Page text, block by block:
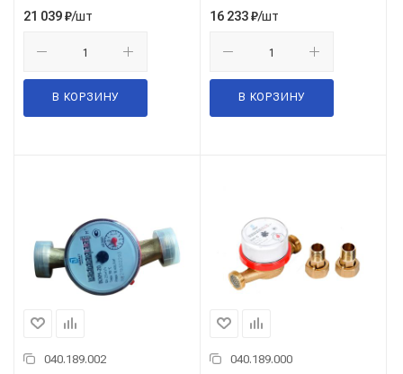
21 039₽/шт
В КОРЗИНУ
16 233₽/шт
В КОРЗИНУ
040.189.002 040.189.000